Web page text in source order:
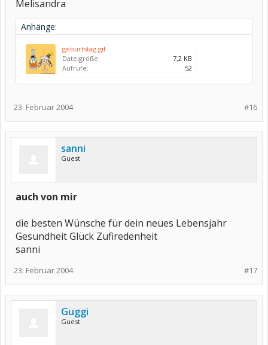
Melisandra
Anhänge:
geburtstag.gif
Dateigröße:
7,2 KB
Aufrufe:
52
#16
23. Februar 2004
sanni
Guest
auch von mir
die besten Wünsche für dein neues Lebensjahr
Gesundheit Glück Zufiredenheit
sanni
#17
23. Februar 2004
Guggi
Guest